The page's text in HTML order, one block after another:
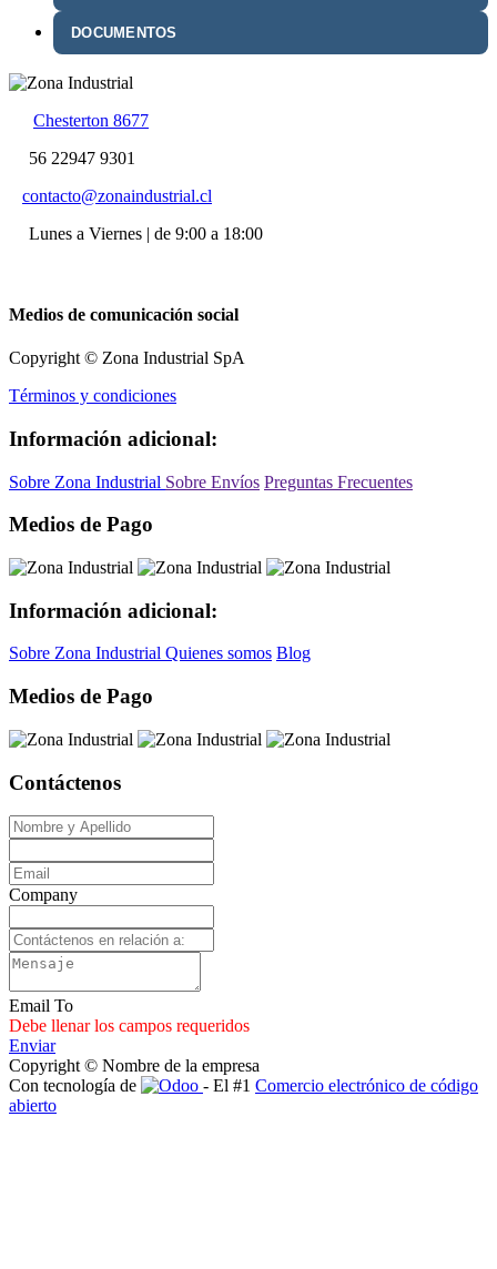
DOCUMENTOS
Chesterton 8677
56 22947 9301
contacto@zonaindustrial.cl
Lunes a Viernes | de 9:00 a 18:00
Medios de comunicación social
Copyright © Zona Industrial SpA
Términos y condiciones
Información adicional:
Sobre Zona Industrial Sobre Envíos Preguntas Frecuentes
Medios de Pago
Información adicional:
Sobre Zona Industrial Quienes somos Blog
Medios de Pago
Contáctenos
Company
Email To
Debe llenar los campos requeridos
Enviar
Copyright © Nombre de la empresa
Con tecnología de
- El #1 Comercio electrónico de código
abierto